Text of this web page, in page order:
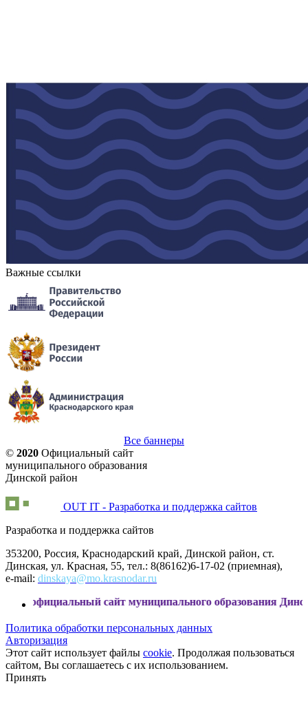
Важные ссылки
Все баннеры
© 2020 Официальный сайт
муниципального образования
Динской район
OUT IT - Разработка и поддержка сайтов
Разработка и поддержка сайтов
353200, Россия, Краснодарский край, Динской район, ст.
Динская, ул. Красная, 55, тел.: 8(86162)6-17-02 (приемная),
e-mail: dinskaya@mo.krasnodar.ru
сайт муниципального образования Динской район
Политика обработки персональных данных
Авторизация
Этот сайт использует файлы cookie. Продолжая пользоваться
сайтом, Вы соглашаетесь с их использованием.
Принять